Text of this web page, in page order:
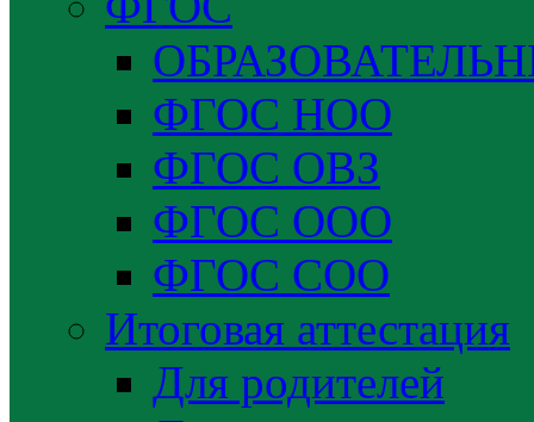
ФГОС НОО
ФГОС ОВЗ
ФГОС ООО
ФГОС СОО
Итоговая аттестация
Для родителей